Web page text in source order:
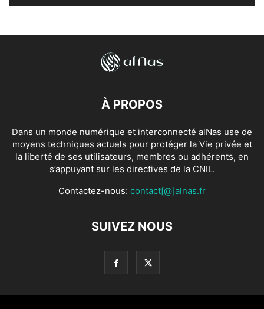
À PROPOS
Dans un monde numérique et interconnecté alNas use de
moyens techniques actuels pour protéger la Vie privée et
la liberté de ses utilisateurs, membres ou adhérents, en
s’appuyant sur les directives de la CNIL.
Contactez-nous: contact[@]alnas.fr
SUIVEZ NOUS